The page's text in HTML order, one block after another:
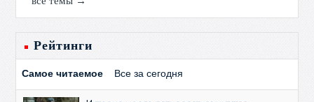
Рейтинги
Самое читаемое Все за сегодня